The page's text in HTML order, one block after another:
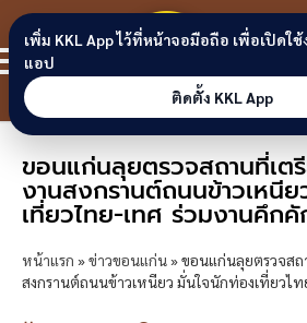
Skip to content
ขอ
ลิ
ขอนแก่นลุยตรวจสถานที่เต
งานสงกรานต์ถนนข้าวเหนี
เที่ยวไทย-เทศ ร่วมงานคึกคั
หน้าแรก »ข่าวขอนแก่น»ขอนแก่นลุยตรวจส
สงกรานต์ถนนข้าวเหนียว มั่นใจนักท่องเที่ยวไท
เพิ่ม KKL App ไว้ที่หน้าจอมือถือ เพื่อเปิดใ
แอป
ติดตั้ง KKL App